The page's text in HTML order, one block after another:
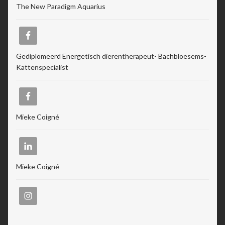
Stress en Burn-out Coaching
Tarot
Transactionele Analyse
Verbinden en Transformeren met 17 Archeia en hun
Tweelingvlam
Wie ben ik
The New Paradigm Aquarius
Gediplomeerd Energetisch dierentherapeut- Bachbloesems-
Kattenspecialist
Mieke Coigné
Mieke Coigné